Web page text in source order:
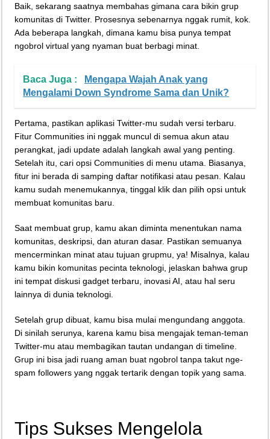
Baik, sekarang saatnya membahas gimana cara bikin grup
komunitas di Twitter. Prosesnya sebenarnya nggak rumit, kok.
Ada beberapa langkah, dimana kamu bisa punya tempat
ngobrol virtual yang nyaman buat berbagi minat.
Baca Juga :
Mengapa Wajah Anak yang
Mengalami Down Syndrome Sama dan Unik?
Pertama, pastikan aplikasi Twitter-mu sudah versi terbaru.
Fitur Communities ini nggak muncul di semua akun atau
perangkat, jadi update adalah langkah awal yang penting.
Setelah itu, cari opsi Communities di menu utama. Biasanya,
fitur ini berada di samping daftar notifikasi atau pesan. Kalau
kamu sudah menemukannya, tinggal klik dan pilih opsi untuk
membuat komunitas baru.
Saat membuat grup, kamu akan diminta menentukan nama
komunitas, deskripsi, dan aturan dasar. Pastikan semuanya
mencerminkan minat atau tujuan grupmu, ya! Misalnya, kalau
kamu bikin komunitas pecinta teknologi, jelaskan bahwa grup
ini tempat diskusi gadget terbaru, inovasi AI, atau hal seru
lainnya di dunia teknologi.
Setelah grup dibuat, kamu bisa mulai mengundang anggota.
Di sinilah serunya, karena kamu bisa mengajak teman-teman
Twitter-mu atau membagikan tautan undangan di timeline.
Grup ini bisa jadi ruang aman buat ngobrol tanpa takut nge-
spam followers yang nggak tertarik dengan topik yang sama.
Tips Sukses Mengelola